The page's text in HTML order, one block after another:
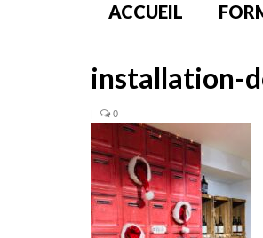
ACCUEIL
installation-
| 0